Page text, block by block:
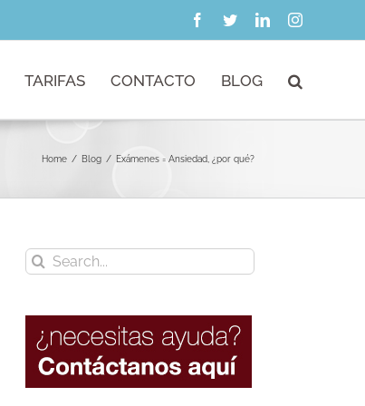
Facebook
TwitterLinkedInInstagram
TARIFAS CONTACTO BLOG
Home / Blog / Exámenes = Ansiedad, ¿por qué?
Search
for: